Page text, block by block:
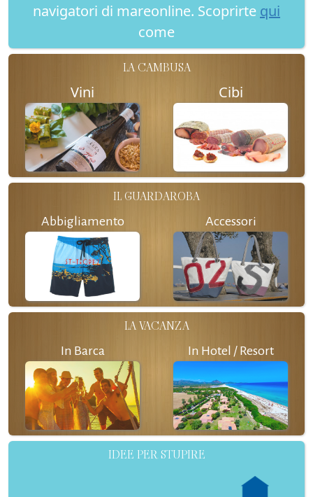
navigatori di mareonline. Scoprirte qui
come
LA CAMBUSA
Vini Cibi
IL GUARDAROBA
Abbigliamento Accessori
LA VACANZA
In Barca In Hotel / Resort
IDEE PER STUPIRE